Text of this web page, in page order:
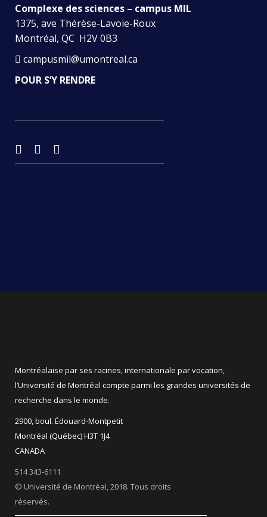
Complexe des sciences – campus MIL
1375, ave Thérèse-Lavoie-Roux
Montréal, QC H2V 0B3
campusmil@umontreal.ca
POUR S’Y RENDRE
Montréalaise par ses racines, internationale par vocation,
l’Université de Montréal compte parmi les grandes universités de
recherche dans le monde.
2900, boul. Édouard-Montpetit
Montréal (Québec) H3T 1J4
CANADA
514 343-6111
© Université de Montréal, 2018. Tous droits
réservés.